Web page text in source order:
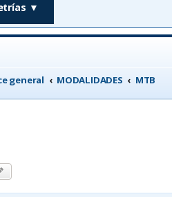
▼
general MODALIDADES MTB